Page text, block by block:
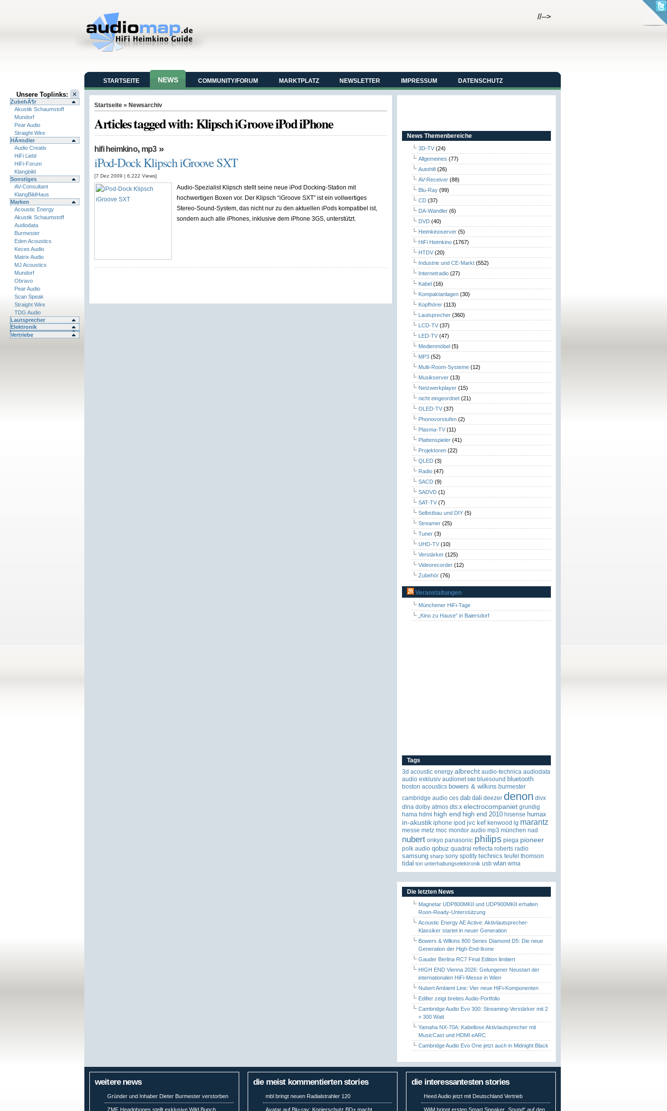
//-->
Unsere Toplinks:
ZubehÃ¶r
Akustik Schaumstoff
Mundorf
Pear Audio
Straight Wire
HÃ¤ndler
Audio Creativ
HiFi Liebl
HiFi-Forum
Klangbild
Sonstiges
AV-Consultant
KlangBildHaus
Marken
Acoustic Energy
Akustik Schaumstoff
Audiodata
Burmester
Eden Acoustics
Keces Audio
Matrix Audio
MJ Acoustics
Mundorf
Obravo
Pear Audio
Scan Speak
Straight Wire
TDG Audio
Lautsprecher
Elektronik
Vertriebe
STARTSEITE NEWS COMMUNITY/FORUM MARKTPLATZ NEWSLETTER IMPRESSUM DATENSCHUTZ
Startseite » Newsarchiv
Articles tagged with: Klipsch iGroove iPod iPhone
hifi heimkino, mp3»
iPod-Dock Klipsch iGroove SXT
[7 Dez 2009 | 6,222 Views]
Audio-Spezialist Klipsch stellt seine neue iPod Docking-Station mit
hochwertigen Boxen vor. Der Klipsch “iGroove SXT” ist ein vollwertiges
Stereo-Sound-System, das nicht nur zu den aktuellen iPods kompatibel ist,
sondern auch alle iPhones, inklusive dem iPhone 3GS, unterstützt.
News Themenbereiche
3D-TV (24)
Allgemeines (77)
Autohifi (26)
AV-Receiver (88)
Blu-Ray (99)
CD (37)
DA-Wandler (6)
DVD (40)
Heimkinoserver (5)
HiFi Heimkino (1767)
HTDV (20)
Industrie und CE-Markt (552)
Internetradio (27)
Kabel (16)
Kompaktanlagen (30)
Kopfhörer (113)
Lautsprecher (360)
LCD-TV (37)
LED-TV (47)
Medienmöbel (5)
MP3 (52)
Multi-Room-Systeme (12)
Musikserver (13)
Netzwerkplayer (15)
nicht eingeordnet (21)
OLED-TV (37)
Phonovorstufen (2)
Plasma-TV (11)
Plattenspieler (41)
Projektoren (22)
QLED (3)
Radio (47)
SACD (9)
SADVD (1)
SAT-TV (7)
Selbstbau und DIY (5)
Streamer (25)
Tuner (3)
UHD-TV (10)
Verstärker (125)
Videorecorder (12)
Zubehör (76)
Veranstaltungen
Münchener HiFi-Tage
„Kino zu Hause“ in Baiersdorf
Tags
3d acoustic energy albrecht audio-technica audiodata
audio exklusiv audionet bild bluesound bluetooth
boston acoustics bowers & wilkins burmester
cambridge audio ces dab dali deezer denon divx
dlna dolby atmos dts:x electrocompaniet grundig
hama hdmi high end high end 2010 hisense humax
in-akustik iphone ipod jvc kef kenwood lg marantz
messe metz moc monitor audio mp3 münchen nad
nubert onkyo panasonic philips piega pioneer
polk audio qobuz quadral reflecta roberts radio
samsung sharp sony spotify technics teufel thomson
tidal ton unterhaltungselektronik usb wlan wma
Die letzten News
Magnetar UDP800MKII und UDP900MKII erhalten
Roon-Ready-Unterstützung
Acoustic Energy AE Active: Aktivlautsprecher-
Klassiker startet in neuer Generation
Bowers & Wilkins 800 Series Diamond D5: Die neue
Generation der High-End-Ikone
Gauder Berlina RC7 Final Edition limitiert
HIGH END Vienna 2026: Gelungener Neustart der
internationalen HiFi-Messe in Wien
Nubert Ambient Line: Vier neue HiFi-Komponenten
Edifier zeigt breites Audio-Portfolio
Cambridge Audio Evo 300: Streaming-Verstärker mit 2
× 300 Watt
Yamaha NX-70A: Kabellose Aktivlautsprecher mit
MusicCast und HDMI eARC
Cambridge Audio Evo One jetzt auch in Midnight Black
weitere news
Gründer und Inhaber Dieter Burmester verstorben
ZMF Headphones stellt exklusive Wild Bunch
die meist kommentierten stories
mbl bringt neuen Radialstrahler 120
Avatar auf Blu-ray: Kopierschutz BD+ macht
die interessantesten stories
Heed Audio jetzt mit Deutschland Vertrieb
WiiM bringt ersten Smart Speaker „Sound“ auf den